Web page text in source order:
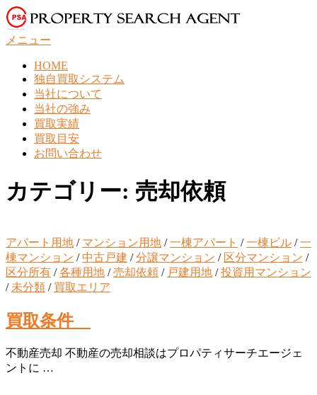
コ
ン
テ
メニュー
HOME
独自買取システム
当社について
当社の強み
買取実績
買取目安
お問い合わせ
カテゴリー: 売却依頼
アパート用地 / マンション用地 /一棟アパート /一棟ビル /一
棟マンション /中古戸建 /分譲マンション / 区分マンション /
区分所有 /各種用地 /売却依頼 / 戸建用地 /投資用マンション
/ 未分類 / 買取エリア
買取条件
不動産売却 不動産の売却相談はプロパティサーチエージェ
ントに …